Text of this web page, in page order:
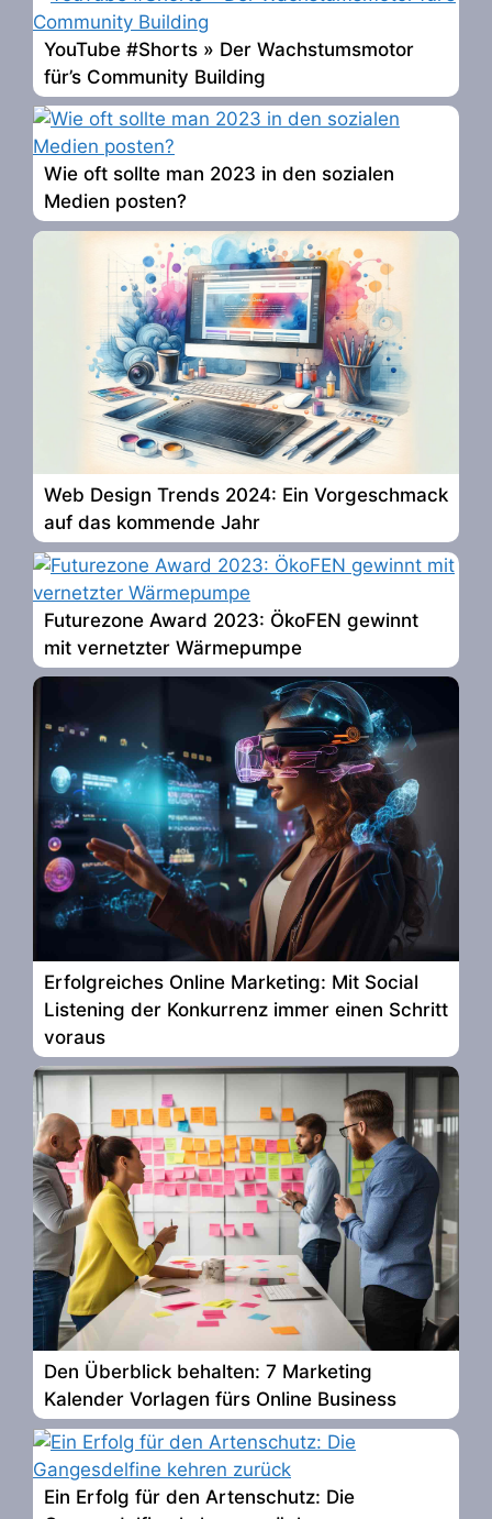
YouTube #Shorts » Der Wachstumsmotor
für’s Community Building
Wie oft sollte man 2023 in den sozialen
Medien posten?
Web Design Trends 2024: Ein Vorgeschmack
auf das kommende Jahr
Futurezone Award 2023: ÖkoFEN gewinnt
mit vernetzter Wärmepumpe
Erfolgreiches Online Marketing: Mit Social
Listening der Konkurrenz immer einen Schritt
voraus
Den Überblick behalten: 7 Marketing
Kalender Vorlagen fürs Online Business
Ein Erfolg für den Artenschutz: Die